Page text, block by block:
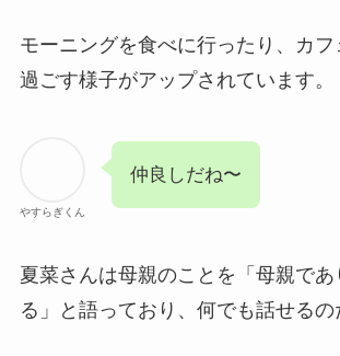
モーニングを食べに行ったり、カフ
過ごす様子がアップされています。
やすらぎくん
仲良しだね〜
夏菜さんは母親のことを「母親で
る」と語っており、何でも話せるの